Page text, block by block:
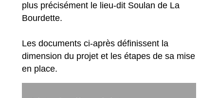
plus précisément le lieu-dit Soulan de La
Bourdette.
Les documents ci-après définissent la
dimension du projet et les étapes de sa mise
en place.